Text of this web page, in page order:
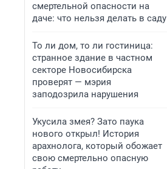
смертельной опасности на
даче: что нельзя делать в саду
То ли дом, то ли гостиница:
странное здание в частном
секторе Новосибирска
проверят — мэрия
заподозрила нарушения
Укусила змея? Зато паука
нового открыл! История
арахнолога, который обожает
свою смертельно опасную